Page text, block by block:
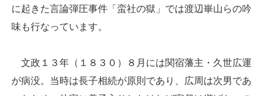
に起きた言論弾圧事件「蛮社の獄」では渡辺崋山らの吟
味も行なっています。
文政１３年（１８３０）８月には関宿藩主・久世広運
が病没。当時は長子相続が原則であり、広周は次男であ